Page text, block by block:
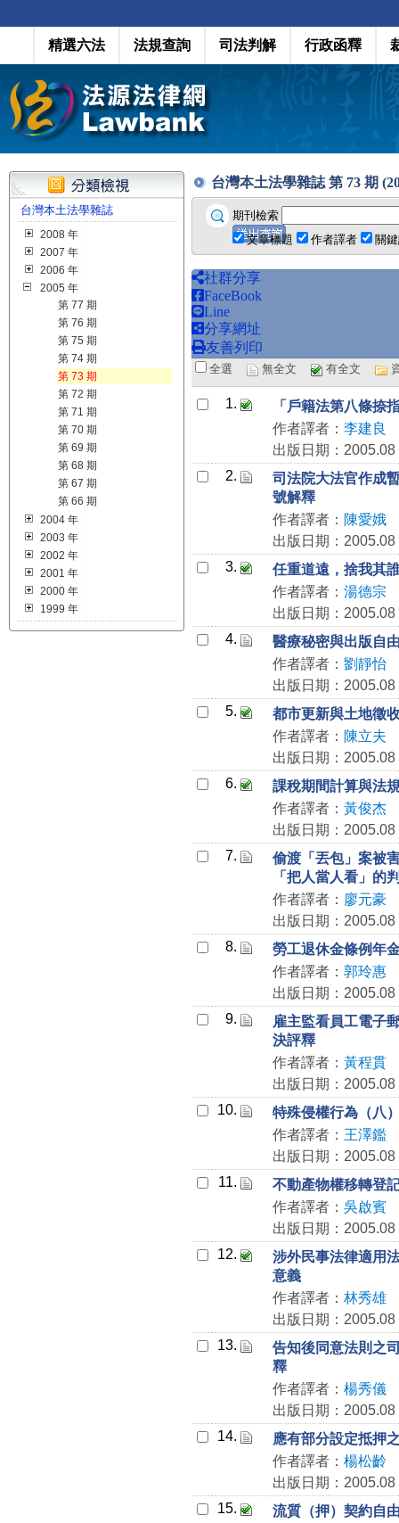
精選六法 法規查詢 司法判解 行政函釋
台灣本土法學雜誌
2008 年
2007 年
2006 年
2005 年
第 77 期
第 76 期
第 75 期
第 74 期
第 73 期
第 72 期
第 71 期
第 70 期
第 69 期
第 68 期
第 67 期
第 66 期
2004 年
2003 年
2002 年
2001 年
2000 年
1999 年
台灣本土法學雜誌 第 73 期
期刊檢索
文章標題
作者譯者 關
社群分享
FaceBook
Line
分享網址
友善列印
全選 無全文 有全文
1.
「戶籍法第八條捺
作者譯者： 李建良
出版日期：2005.08
2.
司法院大法官作成
號解釋
作者譯者： 陳愛娥
出版日期：2005.08
3.
任重道遠，捨我其
作者譯者： 湯德宗
出版日期：2005.08
4.
醫療秘密與出版自
作者譯者： 劉靜怡
出版日期：2005.08
5.
都市更新與土地徵
作者譯者： 陳立夫
出版日期：2005.08
6.
課稅期間計算與法
作者譯者： 黃俊杰
出版日期：2005.08
7.
偷渡「丟包」案被
「把人當人看」的
作者譯者： 廖元豪
出版日期：2005.08
8.
勞工退休金條例年
作者譯者： 郭玲惠
出版日期：2005.08
9.
雇主監看員工電子
決評釋
作者譯者： 黃程貫
出版日期：2005.08
10.
特殊侵權行為（八
作者譯者： 王澤鑑
出版日期：2005.08
11.
不動產物權移轉登
作者譯者： 吳啟賓
出版日期：2005.08
12.
涉外民事法律適用
意義
作者譯者： 林秀雄
出版日期：2005.08
13.
告知後同意法則之
釋
作者譯者： 楊秀儀
出版日期：2005.08
14.
應有部分設定抵押
作者譯者： 楊松齡
出版日期：2005.08
15.
流質（押）契約自